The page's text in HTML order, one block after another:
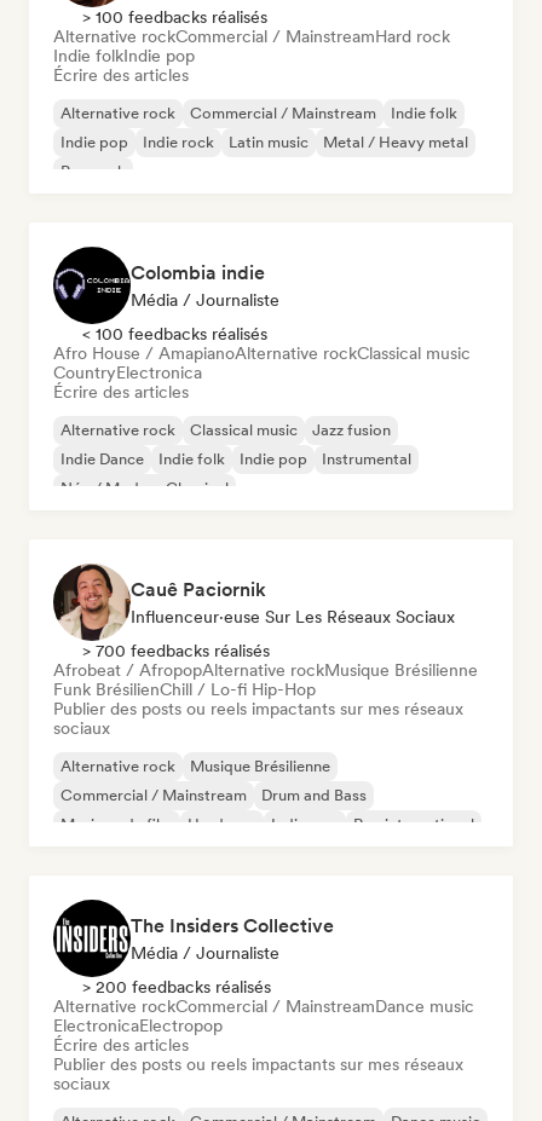
> 100 feedbacks réalisés
Alternative rockCommercial / MainstreamHard rock
Indie folkIndie pop
Écrire des articles
Alternative rock Commercial / Mainstream
Indie folk
Indie pop
Indie rock Latin music
Metal / Heavy metal
Pop rock
Colombia indie
Média / Journaliste
< 100 feedbacks réalisés
Afro House / AmapianoAlternative rockClassical music
CountryElectronica
Écrire des articles
Alternative rock Classical music
Jazz fusion
Indie Dance
Indie folk Indie pop
Instrumental
Néo / Modern Classical
Cauê Paciornik
Influenceur·euse Sur Les Réseaux Sociaux
> 700 feedbacks réalisés
Afrobeat / AfropopAlternative rockMusique Brésilienne
Funk BrésilienChill / Lo-fi Hip-Hop
Publier des posts ou reels impactants sur mes réseaux
sociaux
Alternative rock
Musique Brésilienne
Commercial / Mainstream
Drum and Bass
Musique de film
Hardcore Indie pop Rap international
The Insiders Collective
Média / Journaliste
> 200 feedbacks réalisés
Alternative rockCommercial / MainstreamDance music
ElectronicaElectropop
Écrire des articles
Publier des posts ou reels impactants sur mes réseaux
sociaux